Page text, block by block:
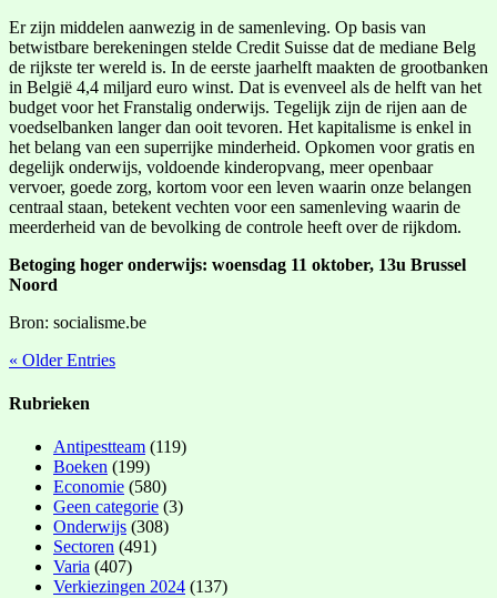
Er zijn middelen aanwezig in de samenleving. Op basis van
betwistbare berekeningen stelde Credit Suisse dat de mediane Belg
de rijkste ter wereld is. In de eerste jaarhelft maakten de grootbanken
in België 4,4 miljard euro winst. Dat is evenveel als de helft van het
budget voor het Franstalig onderwijs. Tegelijk zijn de rijen aan de
voedselbanken langer dan ooit tevoren. Het kapitalisme is enkel in
het belang van een superrijke minderheid. Opkomen voor gratis en
degelijk onderwijs, voldoende kinderopvang, meer openbaar
vervoer, goede zorg, kortom voor een leven waarin onze belangen
centraal staan, betekent vechten voor een samenleving waarin de
meerderheid van de bevolking de controle heeft over de rijkdom.
Betoging hoger onderwijs: woensdag 11 oktober, 13u Brussel
Noord
Bron: socialisme.be
« Older Entries
Rubrieken
Antipestteam (119)
Boeken (199)
Economie (580)
Geen categorie (3)
Onderwijs (308)
Sectoren (491)
Varia (407)
Verkiezingen 2024 (137)